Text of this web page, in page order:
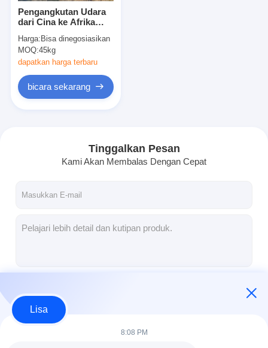
Pengangkutan Udara
dari Cina ke Afrika
Logistik Barang Udara
Harga: Bisa dinegosiasikan
MOQ:45kg
dapatkan harga terbaru
bicara sekarang
Tinggalkan Pesan
Kami Akan Membalas Dengan Cepat
Lisa
8:08 PM